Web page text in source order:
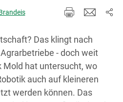
Das klingt nach
- doch weit
Mold hat untersucht, wo
auch auf kleineren
werden können. Das